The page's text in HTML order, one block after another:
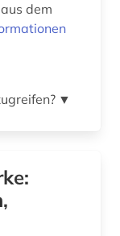
dem
▼